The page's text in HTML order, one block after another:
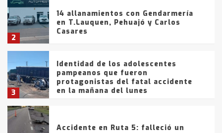
2
14 allanamientos con Gendarmería
en T.Lauquen, Pehuajó y Carlos
Casares
3
Identidad de los adolescentes
pampeanos que fueron
protagonistas del fatal accidente
en la mañana del lunes
Accidente en Ruta 5: falleció un